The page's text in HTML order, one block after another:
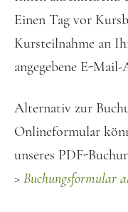
Einen Tag vor
Kursteilnahme an
angegebene E-Mail-
Alternativ zur
Onlineformular
unseres PDF-
> Buchungsformular